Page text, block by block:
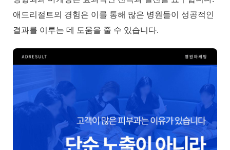
애드리절트의 경험은 이를 통해 많은 병원들이 성공적인
결과를 이루는 데 도움을 줄 수 있습니다.